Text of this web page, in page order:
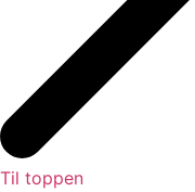
Til toppen